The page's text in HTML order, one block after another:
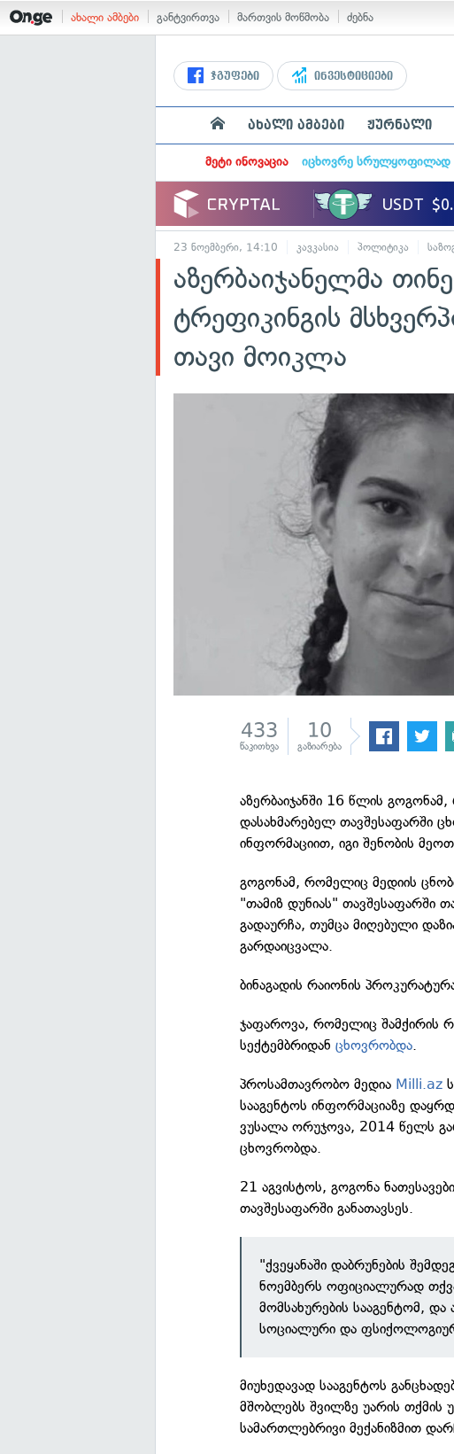
ახალი ამბები განტვირთვა მართვის მოწმობა ძებნა
ჯგუფები ინვესტიციები
ახალი ამბები ჟურნალი
მეტი ინოვაცია იცხოვრე სრულყოფილად
23 ნოემბერი, 14:10 კავკასია პოლიტიკა
აზერბაიჯანელმა
ტრეფიკინგის
თავი მოიკლა
433
წაკითხვა
10
გაზიარება
აზერბაიჯანში 16 წლის
დასახმარებელ თავშესაფარში
ინფორმაციით, იგი შენობის
გოგონამ, რომელიც მედიის
"თამიზ დუნიას" თავშესაფარში
გადაურჩა, თუმცა მიღებული
გარდაიცვალა.
ბინაგადის რაიონის
ჯაფაროვა, რომელიც შამქირის
სექტემბრიდანცხოვრობდა.
პროსამთავრობო მედია Milli.az
სააგენტოს ინფორმაციაზე
ვუსალა ორუჯოვა, 2014 წელს
ცხოვრობდა.
21 აგვისტოს, გოგონა
თავშესაფარში განათავსეს.
"ქვეყანაში დაბრუნების
ნოემბერს ოფიციალურად
მომსახურების სააგენტომ,
სოციალური და
მიუხედავად სააგენტოს
მშობლებს შვილზე უარის თქმის
სამართლებრივი მექანიზმით